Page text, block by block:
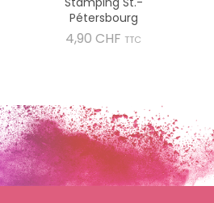
Pétersbourg
4,90 CHF Prix
TTC